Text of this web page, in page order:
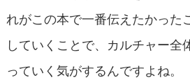
れがこの本で一番伝えたかった
していくことで、カルチャー全
っていく気がするんですよね。